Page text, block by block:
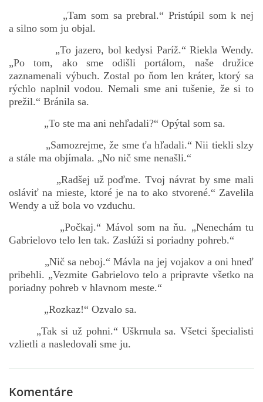
„Tam som sa prebral.“ Pristúpil som k nej
a silno som ju objal.
„To jazero, bol kedysi Paríž.“ Riekla Wendy.
„Po tom, ako sme odišli portálom, naše družice
zaznamenali výbuch. Zostal po ňom len kráter, ktorý sa
rýchlo naplnil vodou. Nemali sme ani tušenie, že si to
prežil.“ Bránila sa.
„To ste ma ani nehľadali?“ Opýtal som sa.
„Samozrejme, že sme ťa hľadali.“ Nii tiekli slzy
a stále ma objímala. „No nič sme nenašli.“
„Radšej už poďme. Tvoj návrat by sme mali
osláviť na mieste, ktoré je na to ako stvorené.“ Zavelila
Wendy a už bola vo vzduchu.
„Počkaj.“ Mávol som na ňu. „Nenechám tu
Gabrielovo telo len tak. Zaslúži si poriadny pohreb.“
„Nič sa neboj.“ Mávla na jej vojakov a oni hneď
pribehli. „Vezmite Gabrielovo telo a pripravte všetko na
poriadny pohreb v hlavnom meste.“
„Rozkaz!“ Ozvalo sa.
„Tak si už pohni.“ Uškrnula sa. Všetci špecialisti
vzlietli a nasledovali sme ju.
Komentáre